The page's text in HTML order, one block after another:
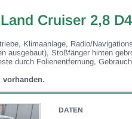
Cruiser 2,8
Klimaanlage, Radio/
ausgebaut), Stoßfänger hinten
durch Folienentfernung,
DATEN